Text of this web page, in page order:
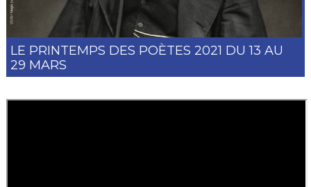
LE PRINTEMPS DES POÈTES 2021 DU 13 AU
29 MARS